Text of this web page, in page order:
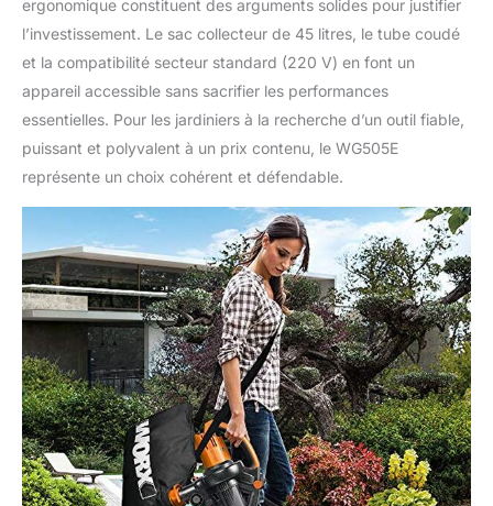
ergonomique constituent des arguments solides pour justifier
l’investissement. Le sac collecteur de 45 litres, le tube coudé
et la compatibilité secteur standard (220 V) en font un
appareil accessible sans sacrifier les performances
essentielles. Pour les jardiniers à la recherche d’un outil fiable,
puissant et polyvalent à un prix contenu, le WG505E
représente un choix cohérent et défendable.